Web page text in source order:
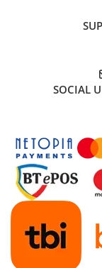
Accesorii Pick-up si
CD Playere DJ
Genti pentru DJ
Mixere DJ
Platane DJ
Samplere si
Stative si pupitre DJ
Cabluri si
Cabluri adaptoare,
SOCIAL